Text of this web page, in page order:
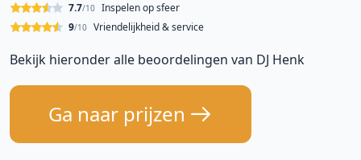
Inspelen op sfeer
7.7/10
Vriendelijkheid & service
9/10
Bekijk hieronder alle beoordelingen van DJ Henk
Ga naar prijzen